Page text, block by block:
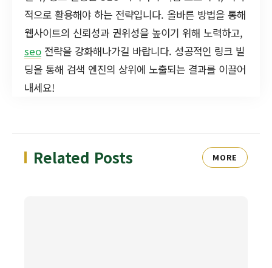
적으로 활용해야 하는 전략입니다. 올바른 방법을 통해
웹사이트의 신뢰성과 권위성을 높이기 위해 노력하고,
seo 전략을 강화해나가길 바랍니다. 성공적인 링크 빌
딩을 통해 검색 엔진의 상위에 노출되는 결과를 이끌어
내세요!
Related Posts MORE